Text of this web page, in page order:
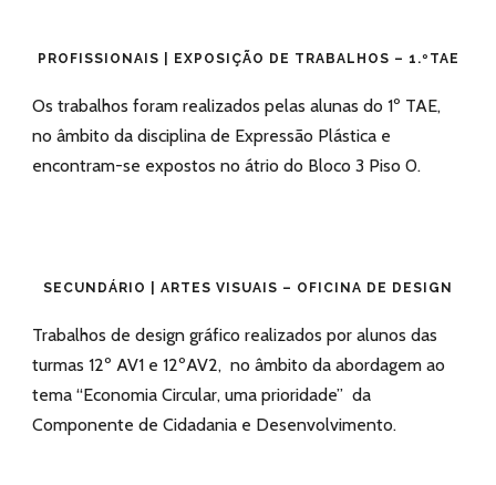
PROFISSIONAIS | EXPOSIÇÃO DE TRABALHOS – 1.ºTAE
Os trabalhos foram realizados pelas alunas do 1º TAE,
no âmbito da disciplina de Expressão Plástica e
encontram-se expostos no átrio do Bloco 3 Piso 0.
SECUNDÁRIO | ARTES VISUAIS – OFICINA DE DESIGN
Trabalhos de design gráfico realizados por alunos das
turmas 12º AV1 e 12ºAV2, no âmbito da abordagem ao
tema “Economia Circular, uma prioridade” da
Componente de Cidadania e Desenvolvimento.